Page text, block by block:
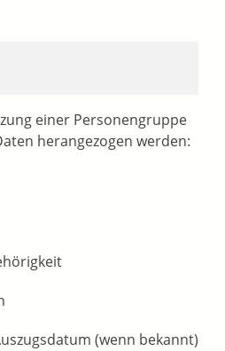
einer Personengruppe
herangezogen werden:
(wenn bekannt)